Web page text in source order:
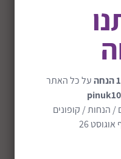
על כל האתר
pinuk10
הנחות / קופונים
26